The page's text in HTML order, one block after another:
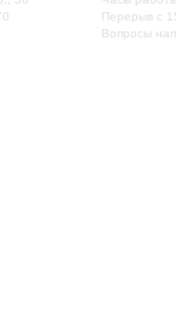
Перерыв с
Вопросы